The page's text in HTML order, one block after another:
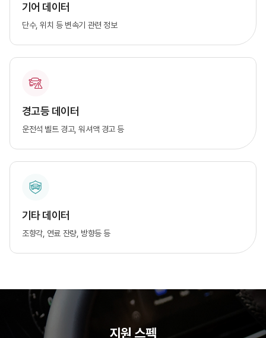
기어 데이터
단수, 위치 등 변속기 관련 정보
경고등 데이터
운전석 벨트 경고, 워셔액 경고 등
기타 데이터
조향각, 연료 잔량, 방향등 등
지원 스펙